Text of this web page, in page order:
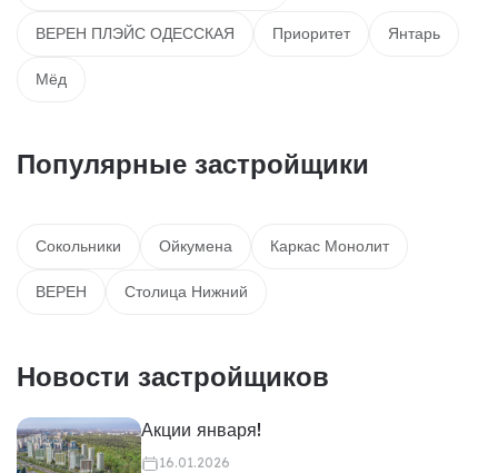
ВЕРЕН ПЛЭЙС ОДЕССКАЯ Приоритет Янтарь
Мёд
Популярные застройщики
Сокольники Ойкумена Каркас Монолит
ВЕРЕН Столица Нижний
Новости застройщиков
Акции января!
16.01.2026